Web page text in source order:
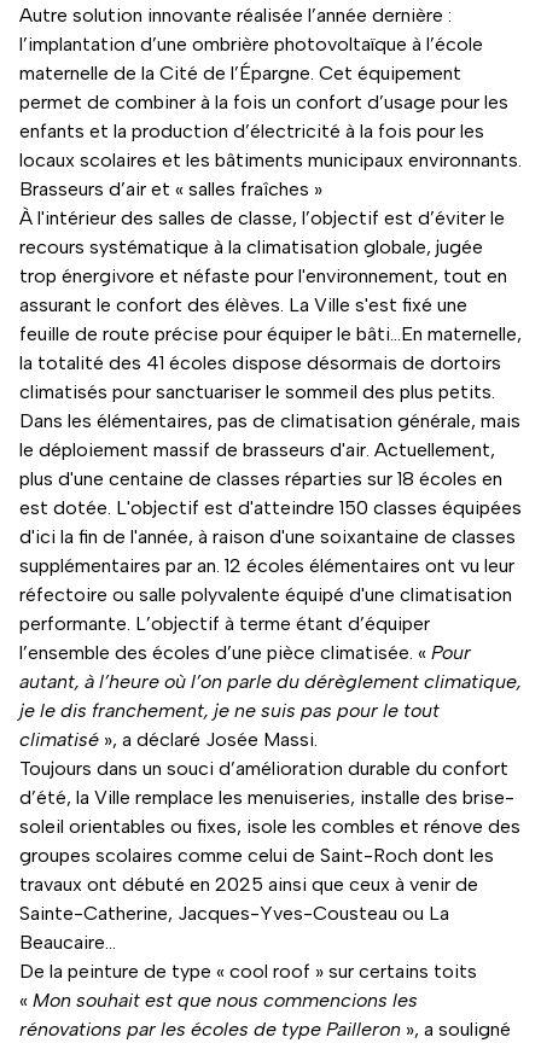
Autre solution innovante réalisée l’année dernière :
l’implantation d’une ombrière photovoltaïque à l’école
maternelle de la Cité de l’Épargne. Cet équipement
permet de combiner à la fois un confort d’usage pour les
enfants et la production d’électricité à la fois pour les
locaux scolaires et les bâtiments municipaux environnants.
Brasseurs d’air et « salles fraîches »
À l'intérieur des salles de classe, l’objectif est d’éviter le
recours systématique à la climatisation globale, jugée
trop énergivore et néfaste pour l'environnement, tout en
assurant le confort des élèves. La Ville s'est fixé une
feuille de route précise pour équiper le bâti…En maternelle,
la totalité des 41 écoles dispose désormais de dortoirs
climatisés pour sanctuariser le sommeil des plus petits.
Dans les élémentaires, pas de climatisation générale, mais
le déploiement massif de brasseurs d'air. Actuellement,
plus d'une centaine de classes réparties sur 18 écoles en
est dotée. L'objectif est d'atteindre 150 classes équipées
d'ici la fin de l'année, à raison d'une soixantaine de classes
supplémentaires par an. 12 écoles élémentaires ont vu leur
réfectoire ou salle polyvalente équipé d'une climatisation
performante. L’objectif à terme étant d’équiper
l’ensemble des écoles d’une pièce climatisée. « Pour
autant, à l’heure où l’on parle du dérèglement climatique,
je le dis franchement, je ne suis pas pour le tout
climatisé », a déclaré Josée Massi.
Toujours dans un souci d’amélioration durable du confort
d’été, la Ville remplace les menuiseries, installe des brise-
soleil orientables ou fixes, isole les combles et rénove des
groupes scolaires comme celui de Saint-Roch dont les
travaux ont débuté en 2025 ainsi que ceux à venir de
Sainte-Catherine, Jacques-Yves-Cousteau ou La
Beaucaire…
De la peinture de type « cool roof » sur certains toits
« Mon souhait est que nous commencions les
rénovations par les écoles de type Pailleron », a souligné